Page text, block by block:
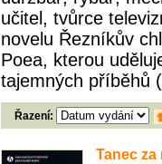
učitel, tvůrce
novelu Řezníkův
Poea, kterou
tajemných příběhů
Řazení:
Tanec za